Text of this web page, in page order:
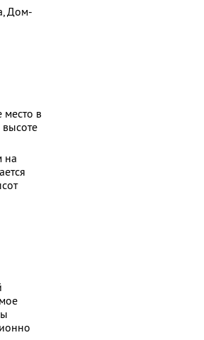
Дом-
место в
на